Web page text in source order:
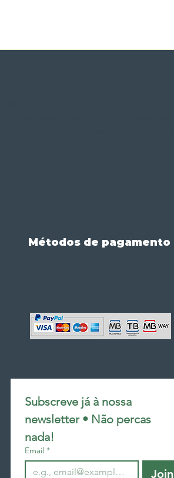
Métodos de pagamento
Subscreve já à nossa
newsletter • Não percas
nada!
Email *
Join